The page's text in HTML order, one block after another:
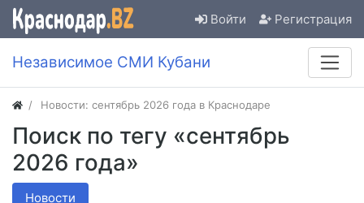
Войти Регистрация
Независимое СМИ Кубани
Новости: сентябрь 2026 года в Краснодаре
Поиск по тегу «сентябрь
2026 года»
Новости